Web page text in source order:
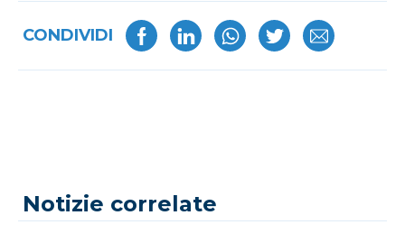
CONDIVIDI
Notizie correlate